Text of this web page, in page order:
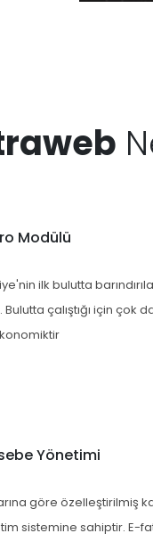
Modülü
ilk bulutta
çalıştığı için çok
Yönetimi
göre özelleştirilmiş
sistemine sahiptir. E-